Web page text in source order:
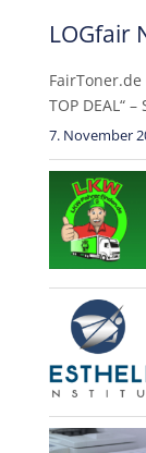
LOGfair
FairToner.de
TOP DEAL“
7. November